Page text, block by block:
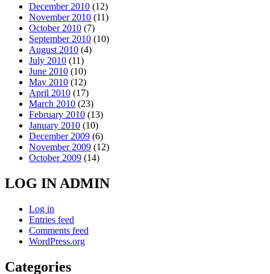
December 2010 (12)
November 2010 (11)
October 2010 (7)
September 2010 (10)
August 2010 (4)
July 2010 (11)
June 2010 (10)
May 2010 (12)
April 2010 (17)
March 2010 (23)
February 2010 (13)
January 2010 (10)
December 2009 (6)
November 2009 (12)
October 2009 (14)
LOG IN ADMIN
Log in
Entries feed
Comments feed
WordPress.org
Categories